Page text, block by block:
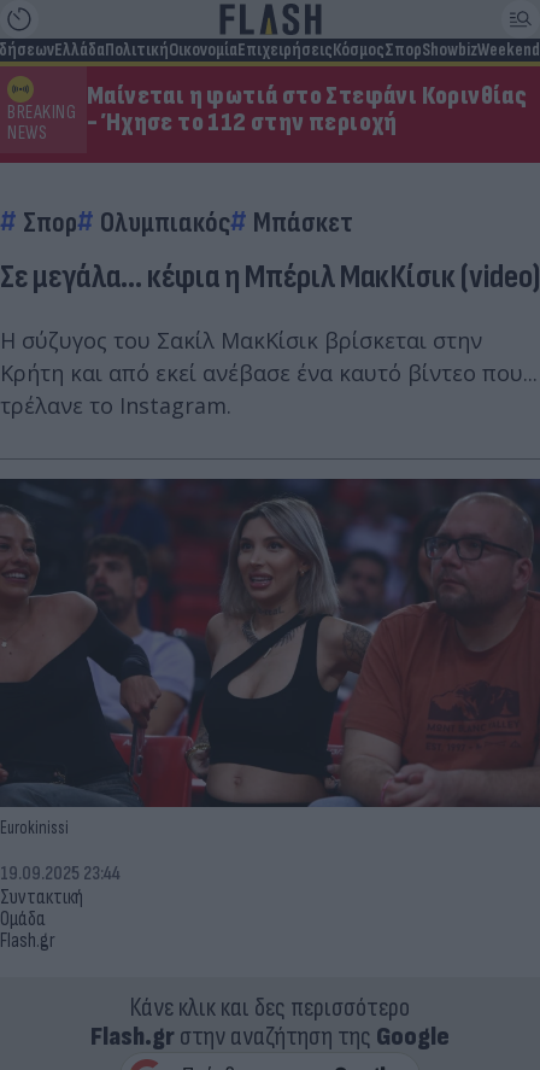
ΕλλάδαΠολιτικήΟικονομίαΕπιχειρήσειςΚόσμοςΣπορShowbizWeekend
BREAKING
NEWS
Μαίνεται η φωτιά στο Στεφάνι Κορινθίας
- Ήχησε το 112 στην περιοχή
Σπορ Ολυμπιακός Μπάσκετ
Σε μεγάλα... κέφια η Μπέριλ ΜακΚίσικ (video)
Η σύζυγος του Σακίλ ΜακΚίσικ βρίσκεται στην
Κρήτη και από εκεί ανέβασε ένα καυτό βίντεο που...
τρέλανε το Instagram.
Eurokinissi
Συντακτική
Ομάδα
Flash.gr
19.09.2025 23:44
Κάνε κλικ και δες περισσότερο
Flash.grστην αναζήτηση της Google